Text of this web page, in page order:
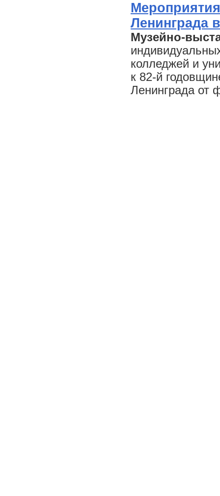
Ленинграда
Музейно-
колледжей и
к 82-й
Ленинграда от